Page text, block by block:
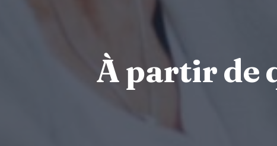
À partir de